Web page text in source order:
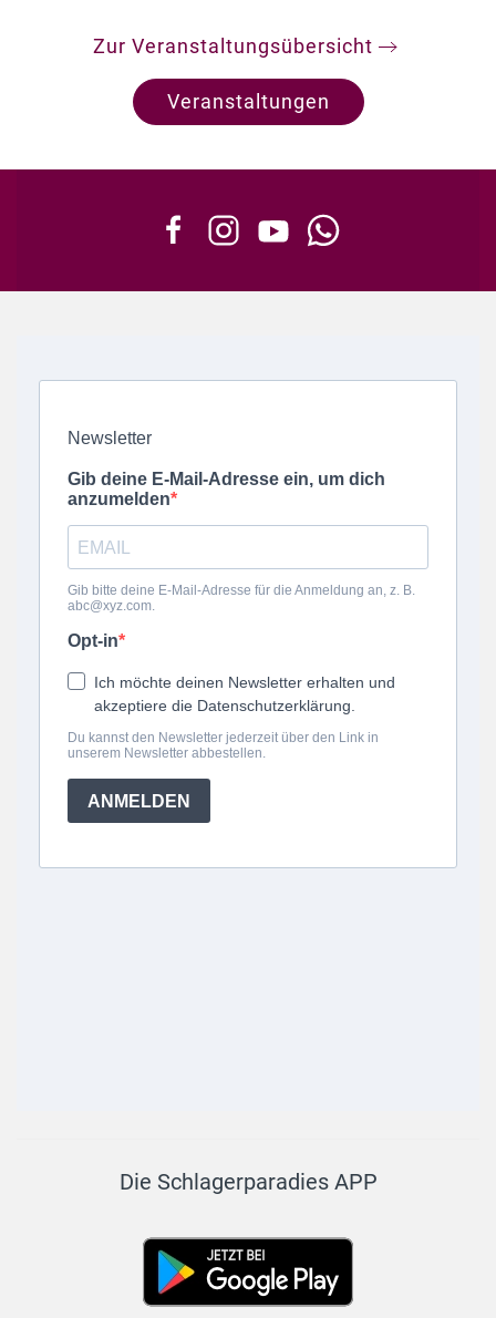
Zur Veranstaltungsübersicht
Veranstaltungen
Die Schlagerparadies APP